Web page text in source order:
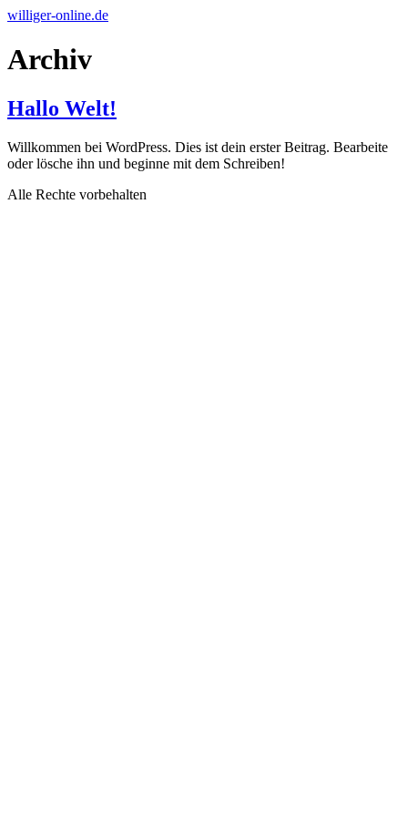
Zum
wechseln
williger-online.de
Archiv
Hallo Welt!
Willkommen bei WordPress. Dies ist dein erster Beitrag. Bearbeite
oder lösche ihn und beginne mit dem Schreiben!
Alle Rechte vorbehalten